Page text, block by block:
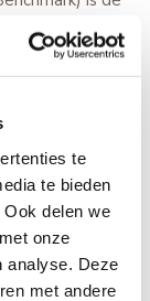
te
te bieden
delen we
onze
analyse. Deze
met andere
Vastgoed
om
en uw
wordt het
zijn als
Auditor en
GPR of het